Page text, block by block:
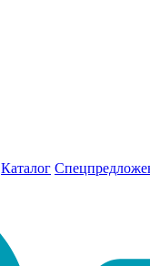
Каталог